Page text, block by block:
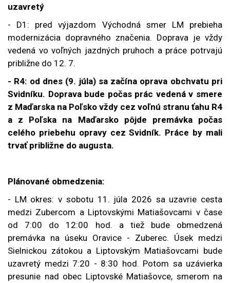
uzavretý
- D1: pred výjazdom Východná smer LM prebieha
modernizácia dopravného značenia. Doprava je vždy
vedená vo voľných jazdných pruhoch a práce potrvajú
približne do 12. 7.
- R4: od dnes (9. júla) sa začína oprava obchvatu pri
Svidníku. Doprava bude počas prác vedená v smere
z Maďarska na Poľsko vždy cez voľnú stranu ťahu R4
a z Poľska na Maďarsko pôjde premávka počas
celého priebehu opravy cez Svidník. Práce by mali
trvať približne do augusta.
Plánované obmedzenia:
- LM okres: v sobotu 11. júla 2026 sa uzavrie cesta
medzi Zubercom a Liptovskými Matiašovcami v čase
od 7:00 do 12:00 hod. a tiež bude obmedzená
premávka na úseku Oravice - Zuberec. Úsek medzi
Sielnickou zátokou a Liptovským Matiašovcami bude
uzavretý medzi 7:20 - 8:30 hod. Potom sa uzávierka
presunie nad obec Liptovské Matiašovce, smerom na